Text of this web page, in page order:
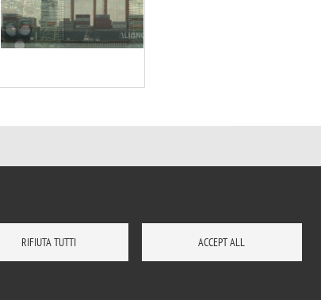
RIFIUTA TUTTI ACCEPT ALL
DOVE SIAMO MAPPA DEL SITO CONTATTI